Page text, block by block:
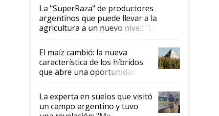
La "SuperRaza" de productores
argentinos que puede llevar a la
agricultura a un nuevo nivel: "Las
posibilidades de crecimiento son
infinitas"
El maíz cambió: la nueva
característica de los híbridos
que abre una oportunidad en
el lote
La experta en suelos que visitó
un campo argentino y tuvo